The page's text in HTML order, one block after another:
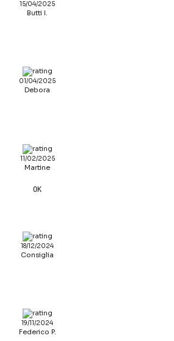
15/04/2025
Butti I.
01/04/2025
Debora
11/02/2025
Martine
OK
18/12/2024
Consiglia
19/11/2024
Federico P.